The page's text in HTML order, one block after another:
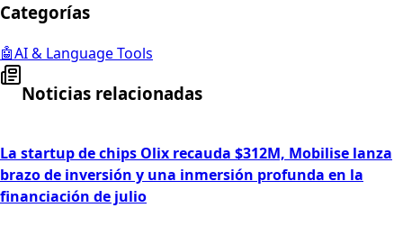
Categorías
🤖AI & Language Tools
Noticias relacionadas
La startup de chips Olix recauda $312M, Mobilise lanza
brazo de inversión y una inmersión profunda en la
financiación de julio